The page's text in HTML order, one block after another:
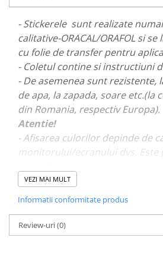
PARASOLARE
PAUL WALKER STICKER
PENTRU FETE
PRODUSE IN TRENDING
SETURI STICKERE
STICKERE CAPAC REZERVOR
STICKERE CRĂCIUN
STICKERE CU ANIMALE
STICKERE JDM
STICKERE PENTRU CAPOTA
STICKERE PENTRU LATERALE
STICKERE PERSONALIZATE
- Stickerele sunt realizate
calitative-ORACAL/ORAFOL si
cu folie de transfer pentru
- Coletul contine si instructiuni
- De asemenea sunt rezistente,
de apa, la zapada, soare etc.(la
din Romania, respectiv Europa).
Atentie!
- Afisarea culorilor depinde de
monitorului/ecranului dvs. Este
- Pentru stickere personalizate
portofoliul nostru va rugam sa
VEZI MAI MULT
Informatii conformitate produs
Review-uri(0)